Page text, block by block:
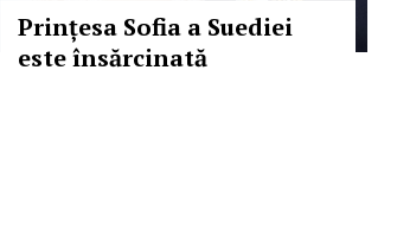
Prințesa Sofia a Suediei
este însărcinată